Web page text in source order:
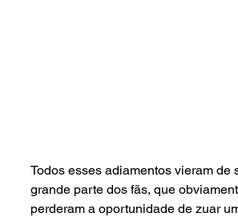
Todos esses adiamentos vieram de
grande parte dos fãs, que
perderam a oportunidade de zuar